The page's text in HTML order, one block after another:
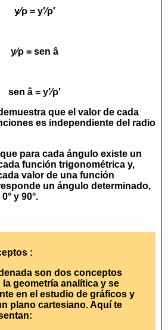
y⁄ρ= y′⁄ρ′
y⁄ρ = sen â
sen â = y′⁄ρ′
que el valor de cada
es independiente del radio
para cada ángulo existe un
función trigonométrica y,
valor de una función
un ángulo determinado,
y 90°.
:
son dos conceptos
geometría analítica y se
en el estudio de gráficos y
plano cartesiano. Aquí te